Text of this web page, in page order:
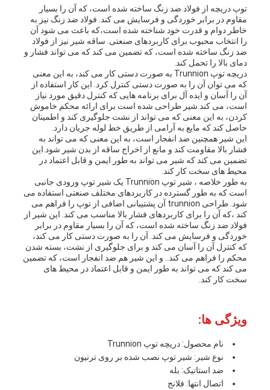
اخبار
درخواست
نقل
قول
نقشه
سایت
PRIVACY
POLICY
توپ دریچه از فولاد ضد زنگ ساخته شده است، که آن را بسیار
مقاوم در برابر خوردگی و فرسایش می کند. فولاد ضد زنگ نیز به
خاطر دوام و قدرت خود شناخته شده است،که باعث می شود آن
را انتخاب محبوب برای کاربردهای صنعتی. ساقه شیر نیز از فولاد
ضد زنگ ساخته شده است، که تضمین می کند که می تواند فشار و
دمای بالا را تحمل کند.
دریچه توپ Trunnion به صورت دستی کار می کند، به این معنی
که می توان آن را به صورت دستی کنترل کرد. این کار استفاده از
آن را آسان و ایده آل برای برنامه هایی که کنترل دقیق مورد نیاز
است، می کند.شیر طراحی شده است برای ارائه محکم خاموش
کردن، به این معنی که می تواند از نشت جلوگیری کند و اطمینان
حاصل کند که مایع به آرامی از طریق خط لوله جریان دارد.
این شیر همچنین ضد انفجار است، به این معنی که می تواند به
فشار بالا مقاومت کند و مانع از اخراج ساقه از بدن شیر شود.این
تضمین می کند که شیر می تواند به طور ایمن و قابل اعتماد در
محیط های سخت کار کند.
به طور خلاصه ، شیر توپ Trunnion یک شیر توپ ورودی جانبی
است که به طور گسترده در کاربردهای مختلف صنعتی استفاده می
شود. طراحی trunnion آن پشتیبانی اضافی از توپ را فراهم می
کند ،که آن را برای کاربردهای فشار بالا مناسب می کند. این شیر از
فولاد ضد زنگ ساخته شده است، که آن را بسیار مقاوم در برابر
خوردگی و فرسایش می کند. آن را به صورت دستی کار می کند،
که کنترل آن را آسان می کند و برای جلوگیری از نشت، بسته شدن
محکم را فراهم می کند.. و اين شیر هم ضد انفجار است، که تضمین
می کند که می تواند به طور ایمن و قابل اعتماد در محیط های
سخت کار کند.
ویژگی ها:
نام محصول: دریچه توپ Trunnion
نوع شیر: شیر توپ نصب شده بر روی ترنیون
ضد استاتیک: بله
اتصال انتها: فلانج